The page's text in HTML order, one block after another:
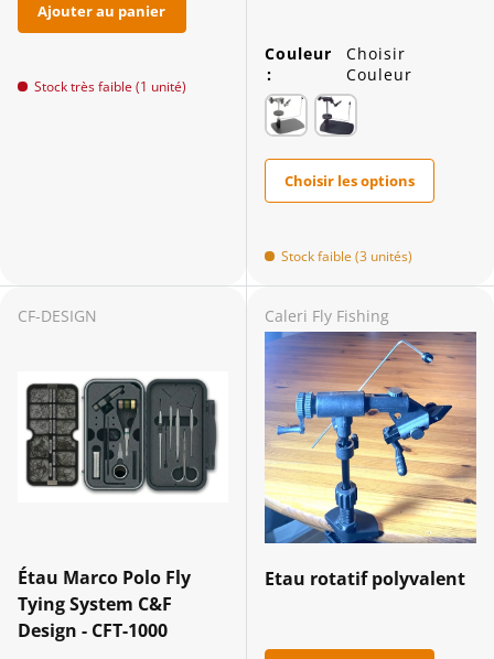
Ajouter au panier
Stock très faible (1 unité)
Couleur
:
Choisir
Couleur
Choisir les options
Stock faible (3 unités)
CF-DESIGN
Étau Marco Polo Fly
Tying System C&F
Design - CFT-1000
Caleri Fly Fishing
Etau rotatif polyvalent